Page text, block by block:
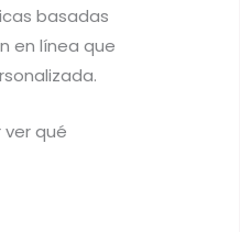
basadas
en línea que
qué